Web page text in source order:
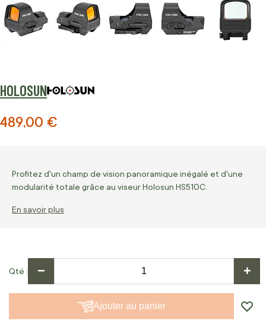
HOLOSUN
489,00 €
Profitez d'un champ de vision panoramique inégalé et d'une
modularité totale grâce au viseur Holosun HS510C.
En savoir plus
Qté − +
Ajouter au panier